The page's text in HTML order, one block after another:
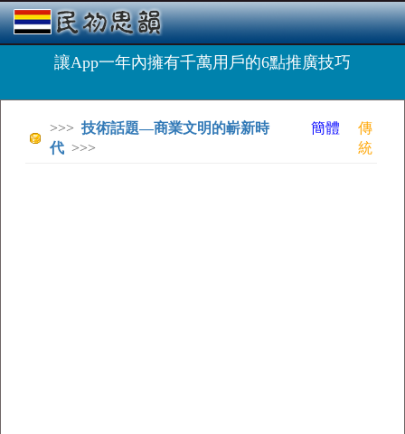
讓App一年內擁有千萬用戶的6點推廣技巧
>>> 技術話題—商業文明的嶄新時
代 >>>
簡體
傳
統